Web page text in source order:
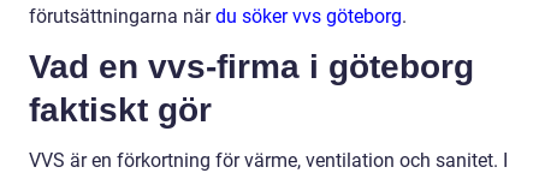
förutsättningarna närdu söker vvs göteborg.
Vad en vvs-firma i göteborg
faktiskt gör
VVS är en förkortning för värme, ventilation och sanitet. I